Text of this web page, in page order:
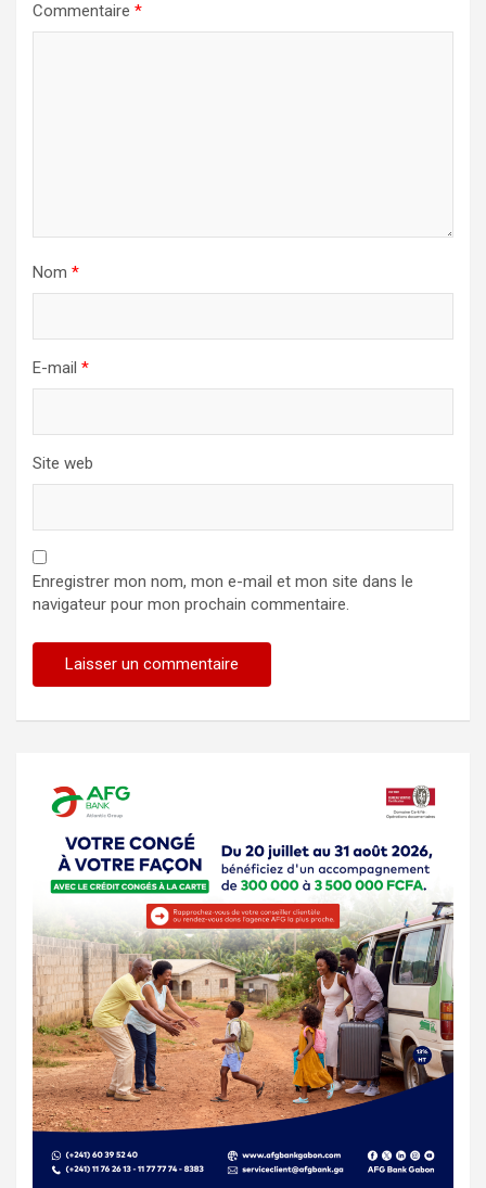
Commentaire *
Nom *
E-mail *
Site web
Enregistrer mon nom, mon e-mail et mon site dans le
navigateur pour mon prochain commentaire.